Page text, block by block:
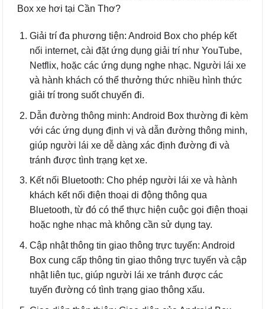
Box xe hơi tại Cần Thơ?
Giải trí đa phương tiện: Android Box cho phép kết
nối internet, cài đặt ứng dụng giải trí như YouTube,
Netflix, hoặc các ứng dụng nghe nhạc. Người lái xe
và hành khách có thể thưởng thức nhiều hình thức
giải trí trong suốt chuyến đi.
Dẫn đường thông minh: Android Box thường đi kèm
với các ứng dụng định vị và dẫn đường thông minh,
giúp người lái xe dễ dàng xác định đường đi và
tránh được tình trạng kẹt xe.
Kết nối Bluetooth: Cho phép người lái xe và hành
khách kết nối điện thoại di động thông qua
Bluetooth, từ đó có thể thực hiện cuộc gọi điện thoại
hoặc nghe nhạc mà không cần sử dụng tay.
Cập nhật thông tin giao thông trực tuyến: Android
Box cung cấp thông tin giao thông trực tuyến và cập
nhật liên tục, giúp người lái xe tránh được các
tuyến đường có tình trạng giao thông xấu.